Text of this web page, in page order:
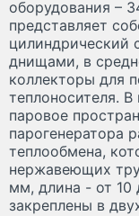
оборудования –
представляет
цилиндрический
днищами, в
коллекторы для
теплоносителя.
паровое
парогенератора
теплообмена,
нержавеющих
мм, длина - от 10
закреплены в